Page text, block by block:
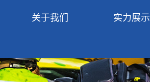
关于我们 实力展示